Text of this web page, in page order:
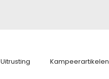
Uitrusting Kampeerartikelen